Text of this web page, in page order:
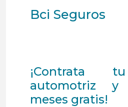
Bci Seguros
¡Contrata
automotriz
meses gratis!